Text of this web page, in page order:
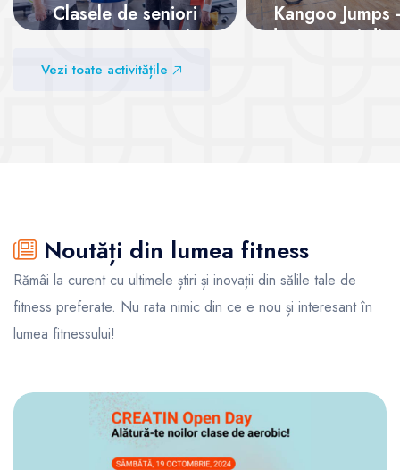
Clasele de seniori
pentru o viață activă
Kangoo Jumps
dansează și
Vezi toate activitățile
Noutăți din lumea fitness
Rămâi la curent cu ultimele știri și inovații din sălile tale de
fitness preferate. Nu rata nimic din ce e nou și interesant în
lumea fitnessului!